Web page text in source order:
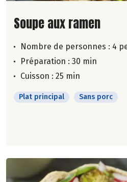
Lire la suite de la
Soupe aux ramen
Nombre de personnes : 4
Préparation : 30 min
Cuisson : 25 min
Plat principal Sans porc